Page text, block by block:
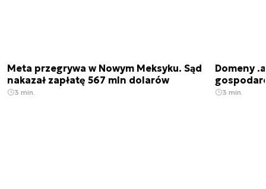
Meta przegrywa w Nowym Meksyku. Sąd
nakazał zapłatę 567 mln dolarów
3 min.
Domeny
3 min.